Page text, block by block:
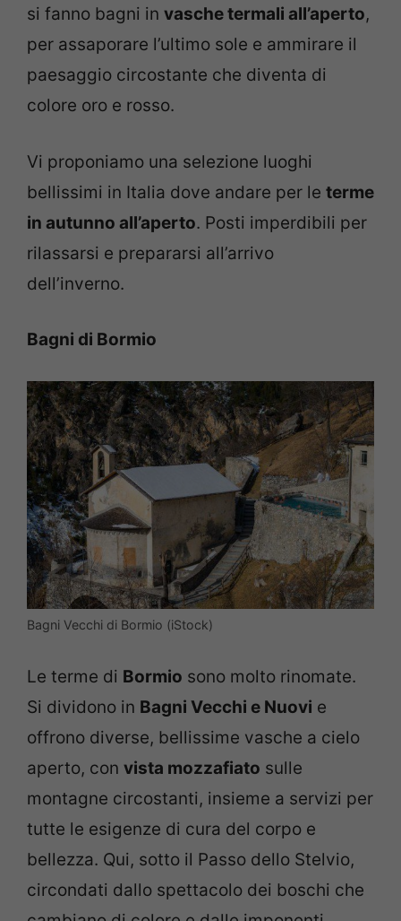
si fanno bagni in vasche termali all’aperto,
per assaporare l’ultimo sole e ammirare il
paesaggio circostante che diventa di
colore oro e rosso.
Vi proponiamo una selezione luoghi
bellissimi in Italia dove andare per le terme
in autunno all’aperto. Posti imperdibili per
rilassarsi e prepararsi all’arrivo
dell’inverno.
Bagni di Bormio
Bagni Vecchi di Bormio (iStock)
Le terme di Bormio sono molto rinomate.
Si dividono in Bagni Vecchi e Nuovi e
offrono diverse, bellissime vasche a cielo
aperto, con vista mozzafiato sulle
montagne circostanti, insieme a servizi per
tutte le esigenze di cura del corpo e
bellezza. Qui, sotto il Passo dello Stelvio,
circondati dallo spettacolo dei boschi che